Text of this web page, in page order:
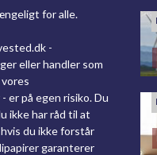
for alle.
-
eller handler som
er på egen risiko. Du
ikke har råd til at
du ikke forstår
garanterer